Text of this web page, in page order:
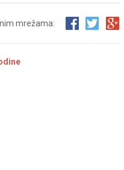
mrežama: